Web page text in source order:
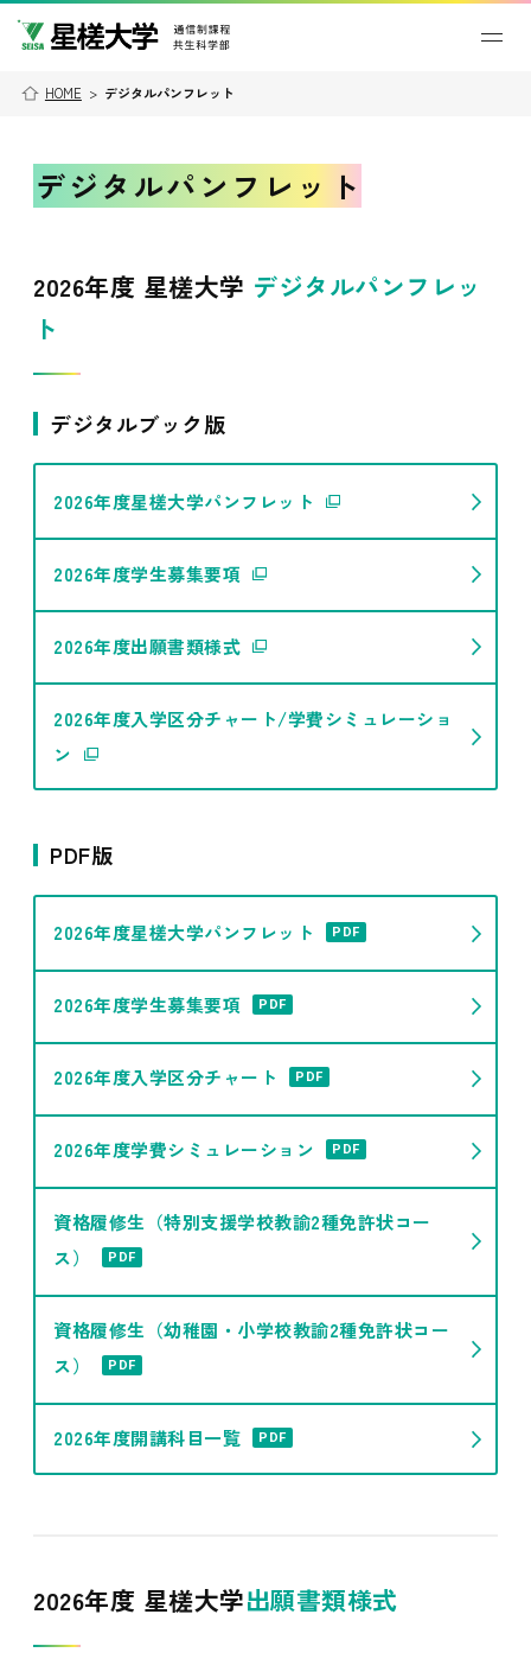
HOME > デジタルパンフレット
デジタルパンフレット
2026年度 星槎大学 デジタルパンフレッ
ト
デジタルブック版
2026年度星槎大学パンフレット
2026年度学生募集要項
2026年度出願書類様式
2026年度入学区分チャート/学費シミュレーショ
ン
PDF版
2026年度星槎大学パンフレット PDF
2026年度学生募集要項 PDF
2026年度入学区分チャート PDF
2026年度学費シミュレーション PDF
資格履修生（特別支援学校教諭2種免許状コー
ス）
PDF
資格履修生（幼稚園・小学校教諭2種免許状コー
ス）
PDF
2026年度開講科目一覧 PDF
2026年度 星槎大学出願書類様式